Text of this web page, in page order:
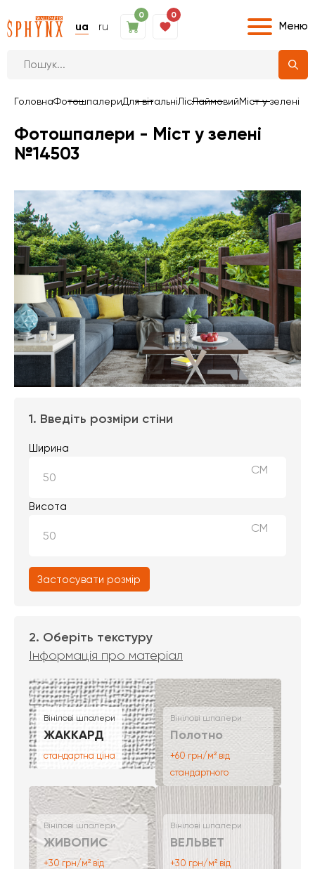
ua ru
0 0
Меню
ГоловнаФотошпалериДля вітальніЛісЛаймовийМіст у зелені
Фотошпалери - Міст у зелені
№14503
1. Введіть розміри стіни
Ширина
СМ
Висота
СМ
Застосувати розмір
2. Оберіть текстуру
Інформація про матеріал
Вінілові шпалери
ЖАККАРД
стандартна ціна
Вінілові шпалери
Полотно
+60 грн/м² від
стандартного
Вінілові шпалери
ЖИВОПИС
+30 грн/м² від
Вінілові шпалери
ВЕЛЬВЕТ
+30 грн/м² від